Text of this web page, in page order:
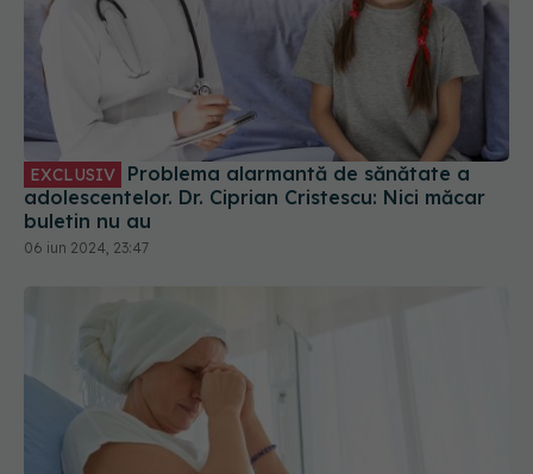
adolescentelor. Dr. Ciprian Cristescu: Nici măcar
buletin nu au
06 iun 2024, 23:47